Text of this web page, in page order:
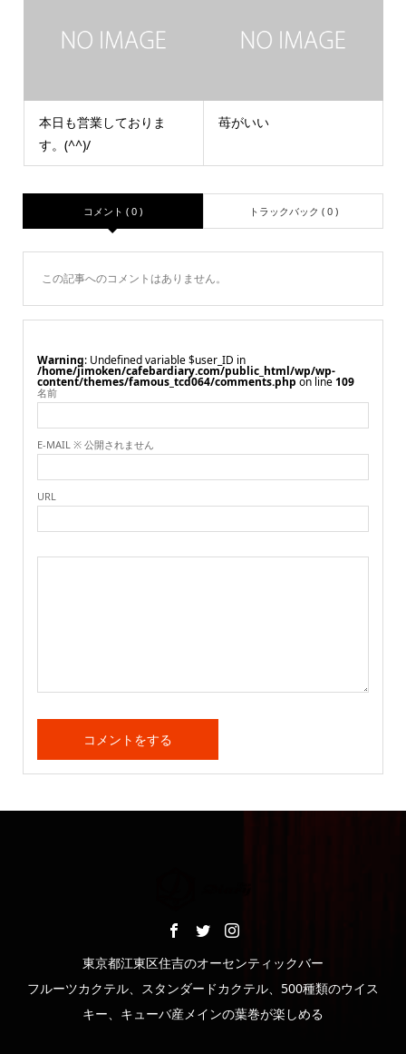
本日も営業しておりま
す。(^^)/
苺がいい
コメント ( 0 ) トラックバック ( 0 )
この記事へのコメントはありません。
Warning : Undefined variable $user_ID in
/home/jimoken/cafebardiary.com/public_html/wp/wp-
content/themes/famous_tcd064/comments.php on line109
名前
E-MAIL ※ 公開されません
URL
東京都江東区住吉のオーセンティックバー
フルーツカクテル、スタンダードカクテル、500種類のウイス
キー、キューバ産メインの葉巻が楽しめる